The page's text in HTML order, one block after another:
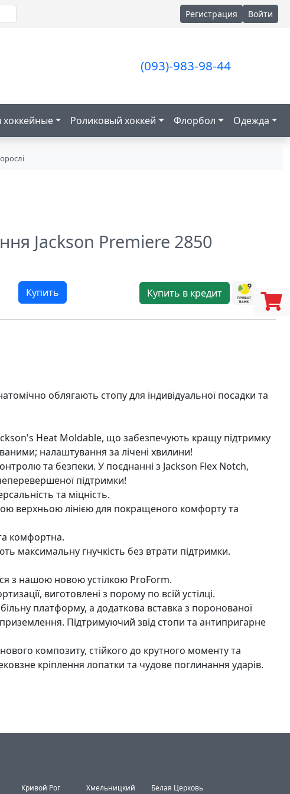
Регистрация Войти
(093)-983-98-44
Роликовый хоккей Флорбол Одежда
Jackson Premiere 2850
Купить Купить в кредит
облягають стопу для індивідуальної посадки та
Heat Moldable, що забезпечують кращу підтримку
налаштування за лічені хвилини!
та безпеки. У поєднанні з Jackson Flex Notch,
підтримки!
та міцність.
верхньою лінією для покращеного комфорту та
комфортна.
максимальну гнучкість без втрати підтримки.
з нашою новою устілкою ProForm.
виготовлені з порому по всій устілці.
платформу, а додаткова вставка з поронованої
Підтримуючий звід стопи та антипригарне
композиту, стійкого до крутного моменту та
кріплення лопатки та чудове поглинання ударів.
Кривой Рог Хмельницкий Белая Церковь